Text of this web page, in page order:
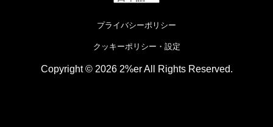
プライバシーポリシー
クッキーポリシー・設定
Copyright © 2026 2%er All Rights Reserved.